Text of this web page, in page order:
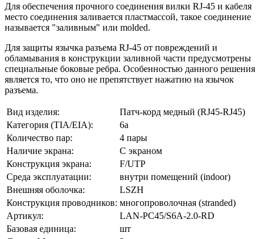
Для обеспечения прочного соединения вилки RJ-45 и кабеля
место соединения заливается пластмассой, такое соединение
называется "заливным" или molded.
Для защиты язычка разъема RJ-45 от повреждений и
обламывания в конструкции заливной части предусмотрены
специальные боковые ребра. Особенностью данного решения
является то, что оно не препятствует нажатию на язычок
разъема.
Вид изделия:
Патч-корд медный (RJ45-RJ45)
Категория (TIA/EIA):
6a
Количество пар:
4 пары
Наличие экрана:
С экраном
Конструкция экрана:
F/UTP
Среда эксплуатации:
внутри помещений (indoor)
Внешняя оболочка:
LSZH
Конструкция проводников: многопроволочная (stranded)
Артикул:
LAN-PC45/S6A-2.0-RD
Базовая единица:
шт